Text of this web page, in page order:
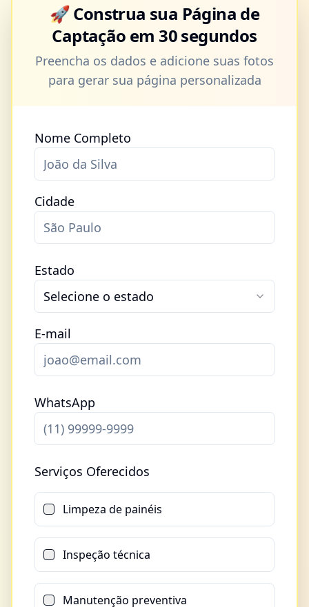
🚀 Construa sua Página de
Captação em 30 segundos
Preencha os dados e adicione suas fotos
para gerar sua página personalizada
Nome Completo
Cidade
Estado
Selecione o estado
E-mail
WhatsApp
Serviços Oferecidos
Limpeza de painéis
Inspeção técnica
Manutenção preventiva